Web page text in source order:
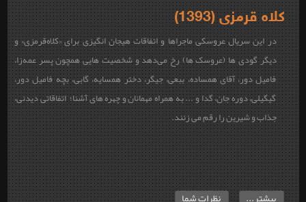
کلاه قرمزی (1393)
در این سریال عروسکی ماجراها و اتفاقات هیجان انگیزی برای «کلاه‌قرمزی» و
دیگر گودی ها (عروسک ها) رخ می‌دهد و شخصیت هایی همچون پسر عمه‌زا،
فامیل دور، آقای همساده، ببعی، جیگر، دختر همسایه، گابی، بچه فامیل دور،
گیگیلی، دوره جان، گدا و ... به همراه مهمانان و چهره های آشنا؛ اتفاقاتی دیدنی،
جذاب و شیرین را رقم می زنند.